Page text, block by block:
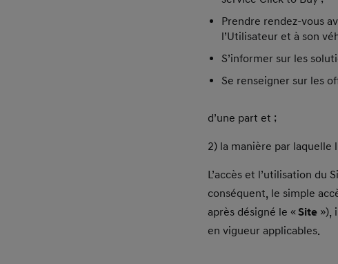
Prendre rendez-vous
l’Utilisateur et à son
S’informer sur les
Se renseigner sur les
d’une part et ;
2) la manière par laquelle
L’accès et l’utilisation du
conséquent, le simple
après désigné le «Site »),
en vigueur applicables.